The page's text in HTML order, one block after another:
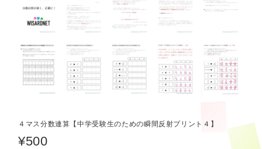
４マス分数連算【中学受験生のための瞬間反射プリント４】
¥500